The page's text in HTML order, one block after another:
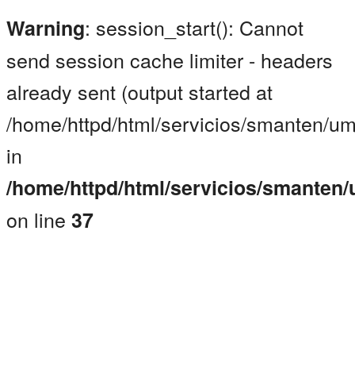
Warning: session_start(): Cannot
send session cache limiter - headers
already sent (output started at
/home/httpd/html/servicios/smanten/
in
/home/httpd/html/servicios/
on line 37